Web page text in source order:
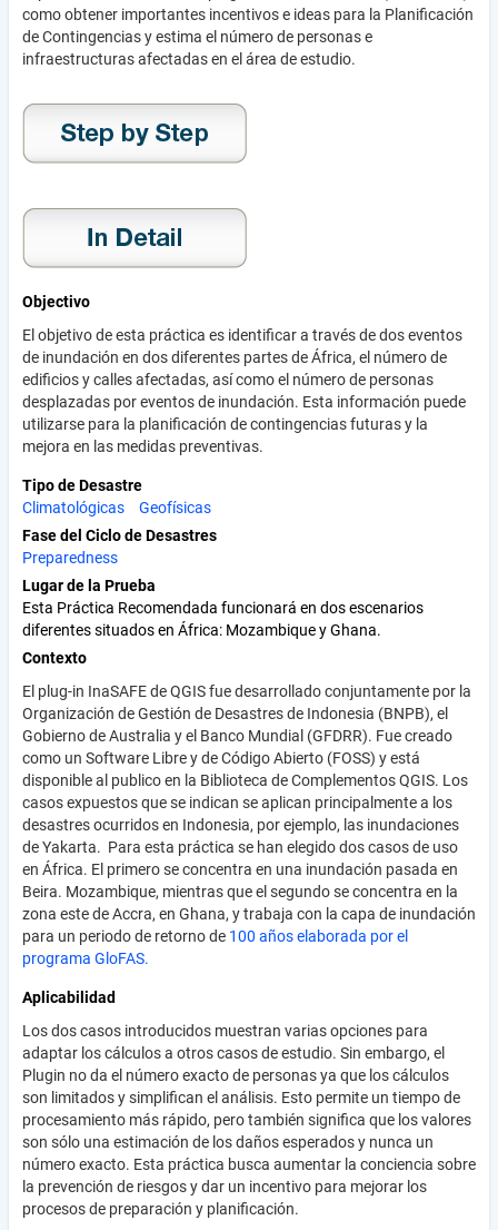
como obtener importantes incentivos e ideas para la Planificación
de Contingencias y estima el número de personas e
infraestructuras afectadas en el área de estudio.
Objectivo
El objetivo de esta práctica es identificar a través de dos eventos
de inundación en dos diferentes partes de África, el número de
edificios y calles afectadas, así como el número de personas
desplazadas por eventos de inundación. Esta información puede
utilizarse para la planificación de contingencias futuras y la
mejora en las medidas preventivas.
Tipo de Desastre
Climatológicas
Geofísicas
Fase del Ciclo de Desastres
Preparedness
Lugar de la Prueba
Esta Práctica Recomendada funcionará en dos escenarios
diferentes situados en África: Mozambique y Ghana.
Contexto
El plug-in InaSAFE de QGIS fue desarrollado conjuntamente por la
Organización de Gestión de Desastres de Indonesia (BNPB), el
Gobierno de Australia y el Banco Mundial (GFDRR). Fue creado
como un Software Libre y de Código Abierto (FOSS) y está
disponible al publico en la Biblioteca de Complementos QGIS. Los
casos expuestos que se indican se aplican principalmente a los
desastres ocurridos en Indonesia, por ejemplo, las inundaciones
de Yakarta. Para esta práctica se han elegido dos casos de uso
en África. El primero se concentra en una inundación pasada en
Beira. Mozambique, mientras que el segundo se concentra en la
zona este de Accra, en Ghana, y trabaja con la capa de inundación
para un periodo de retorno de 100 años elaborada por el
programa GloFAS.
Aplicabilidad
Los dos casos introducidos muestran varias opciones para
adaptar los cálculos a otros casos de estudio. Sin embargo, el
Plugin no da el número exacto de personas ya que los cálculos
son limitados y simplifican el análisis. Esto permite un tiempo de
procesamiento más rápido, pero también significa que los valores
son sólo una estimación de los daños esperados y nunca un
número exacto. Esta práctica busca aumentar la conciencia sobre
la prevención de riesgos y dar un incentivo para mejorar los
procesos de preparación y planificación.